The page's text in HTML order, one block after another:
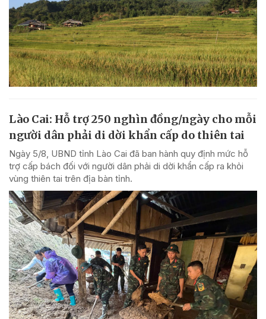
Lào Cai: Hỗ trợ 250 nghìn đồng/ngày cho mỗi
người dân phải di dời khẩn cấp do thiên tai
Ngày 5/8, UBND tỉnh Lào Cai đã ban hành quy định mức hỗ
trợ cấp bách đối với người dân phải di dời khẩn cấp ra khỏi
vùng thiên tai trên địa bàn tỉnh.